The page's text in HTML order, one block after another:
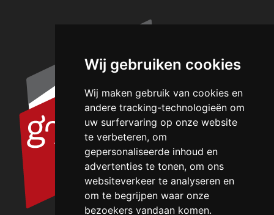
Wij gebruiken cookies
Wij maken gebruik van cookies en
andere tracking-technologieën om
uw surfervaring op onze website
te verbeteren, om
gepersonaliseerde inhoud en
advertenties te tonen, om ons
websiteverkeer te analyseren en
om te begrijpen waar onze
bezoekers vandaan komen.